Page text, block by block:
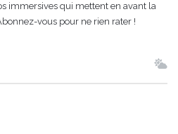
immersives qui mettent en avant la
vous pour ne rien rater !